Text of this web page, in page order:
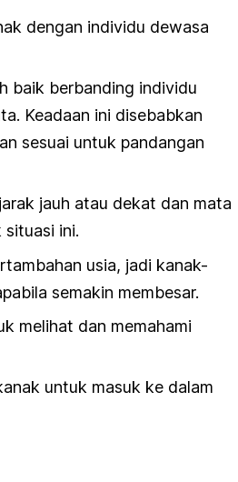
dengan individu dewasa
baik berbanding individu
Keadaan ini disebabkan
sesuai untuk pandangan
jauh atau dekat dan mata
ini.
usia, jadi kanak-
semakin membesar.
melihat dan memahami
untuk masuk ke dalam